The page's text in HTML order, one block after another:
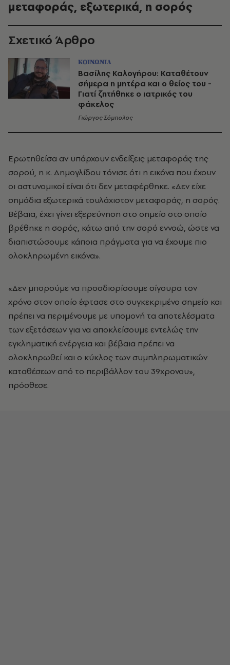
μεταφοράς, εξωτερικά, η σορός
Σχετικό Άρθρο
ΚΟΙΝΩΝΙΑ
Βασίλης Καλογήρου: Καταθέτουν
σήμερα η μητέρα και ο θείος του -
Γιατί ζητήθηκε ο ιατρικός του
φάκελος
Γιώργος Σόμπολος
Ερωτηθείσα αν υπάρχουν ενδείξεις μεταφοράς της
σορού, η κ. Δημογλίδου τόνισε ότι η εικόνα που έχουν
οι αστυνομικοί είναι ότι δεν μεταφέρθηκε. «Δεν είχε
σημάδια εξωτερικά τουλάχιστον μεταφοράς, η σορός.
Βέβαια, έχει γίνει εξερεύνηση στο σημείο στο οποίο
βρέθηκε η σορός, κάτω από την σορό εννοώ, ώστε να
διαπιστώσουμε κάποια πράγματα για να έχουμε πιο
ολοκληρωμένη εικόνα».
«Δεν μπορούμε να προσδιορίσουμε σίγουρα τον
χρόνο στον οποίο έφτασε στο συγκεκριμένο σημείο και
πρέπει να περιμένουμε με υπομονή τα αποτελέσματα
των εξετάσεων για να αποκλείσουμε εντελώς την
εγκληματική ενέργεια και βέβαια πρέπει να
ολοκληρωθεί και ο κύκλος των συμπληρωματικών
καταθέσεων από το περιβάλλον του 39χρονου»,
πρόσθεσε.